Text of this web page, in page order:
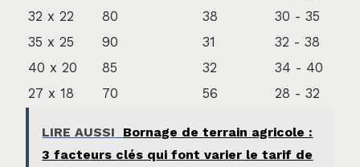
32 x 22
80 38
30 - 35
35 x 25
90 31
32 - 38
40 x 20
85 32
34 - 40
27 x 18
70 56 28 - 32
LIRE AUSSI
Bornage de terrain agricole :
3 facteurs clés qui font varier le tarif de